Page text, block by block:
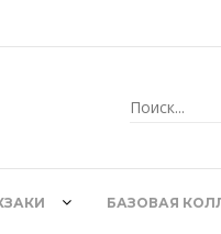
БАЗОВАЯ